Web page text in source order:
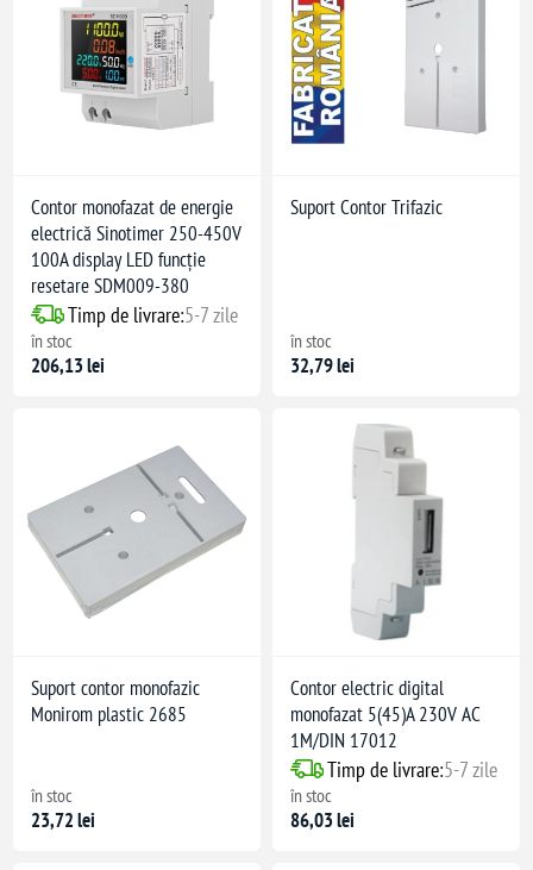
Contor monofazat de energie
electrică Sinotimer 250-450V
100A display LED funcție
resetare SDM009-380
Timp de livrare:5-7 zile
în stoc
206,13 lei
Suport Contor Trifazic
în stoc
32,79 lei
Suport contor monofazic
Monirom plastic 2685
în stoc
23,72 lei
Contor electric digital
monofazat 5(45)A 230V AC
1M/DIN 17012
Timp de livrare:5-7 zile
în stoc
86,03 lei